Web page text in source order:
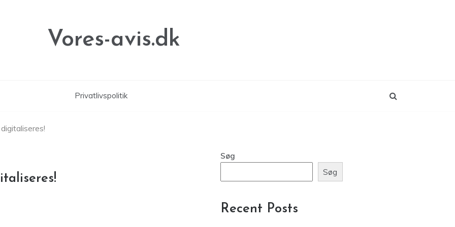
Vores-avis.dk
Privatlivspolitik
Søg
Søg
Recent Posts